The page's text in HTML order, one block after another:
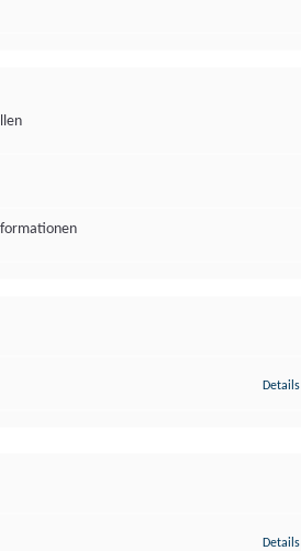
Details
Details